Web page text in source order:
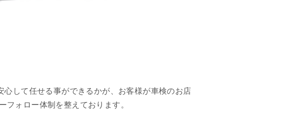
して任せる事ができるかが、お客様が車検のお店
ォロー体制を整えております。